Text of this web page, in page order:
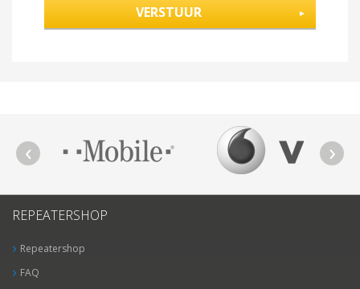
REPEATERSHOP
Repeatershop
FAQ